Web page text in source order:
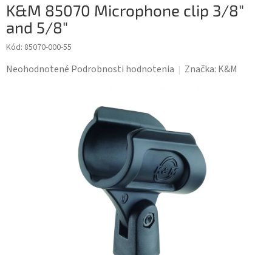
K&M 85070 Microphone clip 3/8"
and 5/8"
Kód: 85070-000-55
Priemerné
Neohodnotené Podrobnosti hodnotenia Značka: K&M